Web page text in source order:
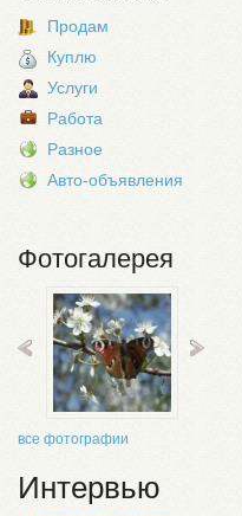
Продам
Куплю
Услуги
Работа
Разное
Авто-объявления
Фотогалерея
все фотографии
Интервью